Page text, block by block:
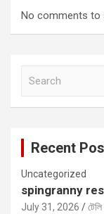
No comments to
Recent
Uncategorized
spingranny
July 31, 2026
টেলি